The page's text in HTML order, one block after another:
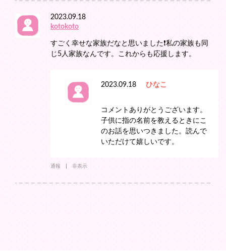
2023.09.18
kotokoto
すごく幸せな家族だなと思いました❗️私の家族も同
じ5人家族なんです。これからも応援します。
2023.09.18 ひなこ
コメントありがとうございます。
子供に指の名前を教えるときにこ
のお話を思いつきました。読んで
いただけて嬉しいです。
通報 非表示